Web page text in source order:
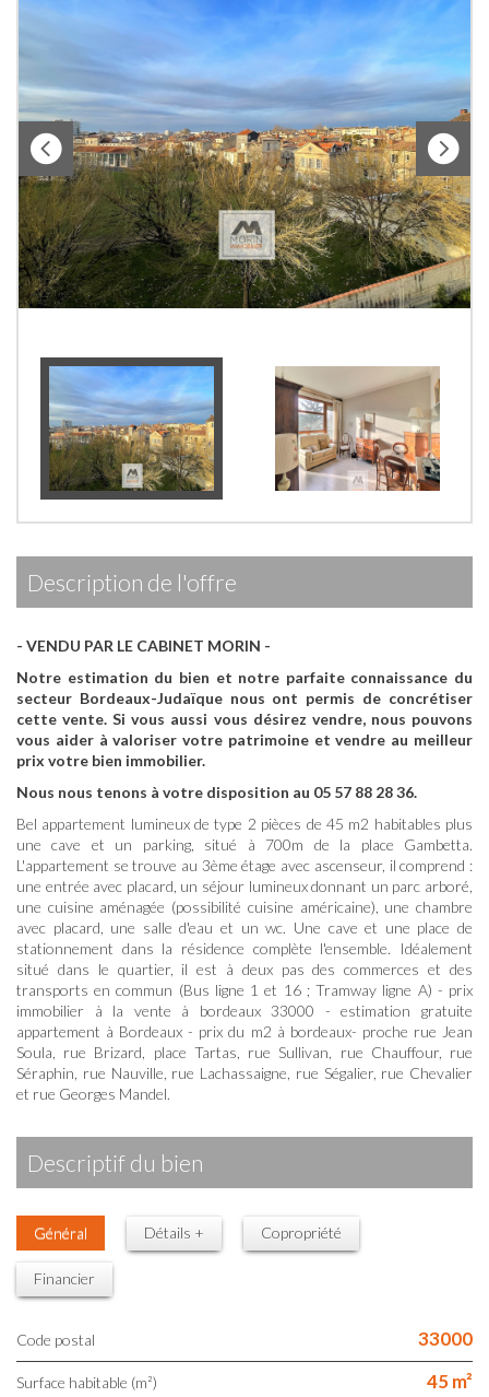
description de l'offre
- VENDU PAR LE CABINET MORIN -
Notre estimation du bien et notre parfaite connaissance du
secteur Bordeaux-Judaïque nous ont permis de concrétiser
cette vente.Si vous aussi vous désirez vendre, nous pouvons
vous aider à valoriser votre patrimoine et vendre au meilleur
prix votre bien immobilier.
Nous nous tenons à votre disposition au 05 57 88 28 36.
Bel appartement lumineux de type 2 pièces de 45 m2 habitables plus
une cave et un parking, situé à 700m de la place Gambetta.
L'appartement se trouve au 3ème étage avec ascenseur, il comprend :
une entrée avec placard, un séjour lumineux donnant un parc arboré,
une cuisine aménagée (possibilité cuisine américaine), une chambre
avec placard, une salle d'eau et un wc. Une cave et une place de
stationnement dans la résidence complète l'ensemble. Idéalement
situé dans le quartier, il est à deux pas des commerces et des
transports en commun (Bus ligne 1 et 16 ; Tramway ligne A) - prix
immobilier à la vente à bordeaux 33000 - estimation gratuite
appartement à Bordeaux - prix du m2 à bordeaux- proche rue Jean
Soula, rue Brizard, place Tartas, rue Sullivan, rue Chauffour, rue
Séraphin, rue Nauville, rue Lachassaigne, rue Ségalier, rue Chevalier
et rue Georges Mandel.
descriptif du bien
Général Détails + Copropriété
Financier
Code postal 33000
Surface habitable (m²) 45 m²